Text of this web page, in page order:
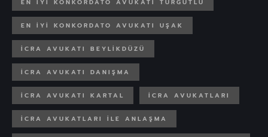
EN IYI KONKORDATO AVUKATI TURGUTLU
EN IYI KONKORDATO AVUKATI UŞAK
İCRA AVUKATI BEYLIKDÜZÜ
İCRA AVUKATI DANIŞMA
İCRA AVUKATI KARTAL İCRA AVUKATLARI
İCRA AVUKATLARI ILE ANLAŞMA